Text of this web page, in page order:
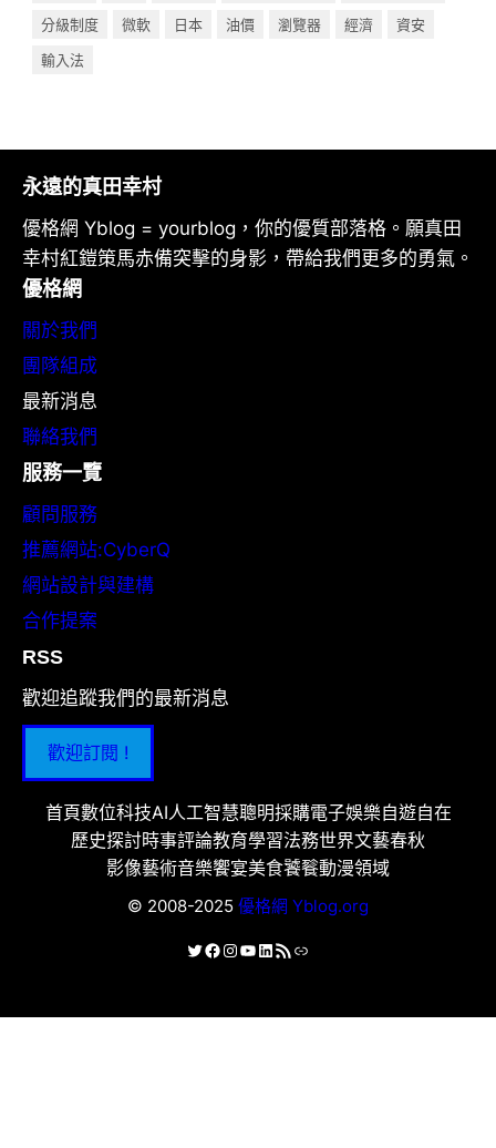
分級制度
微軟 日本 油價 瀏覽器 經濟
資安
輸入法
永遠的真田幸村
優格網 Yblog = yourblog，你的優質部落格。願真田
幸村紅鎧策馬赤備突擊的身影，帶給我們更多的勇氣。
優格網
關於我們
團隊組成
最新消息
聯絡我們
服務一覽
顧問服務
推薦網站:CyberQ
網站設計與建構
合作提案
RSS
歡迎追蹤我們的最新消息
歡迎訂閱 !
首頁數位科技AI人工智慧聰明採購電子娛樂自遊自在
歷史探討時事評論教育學習法務世界文藝春秋
影像藝術音樂饗宴美食饕餮動漫領域
© 2008-2025 優格網 Yblog.org
X Facebook
Instagram
YouTube
LinkedIn
RSS 資訊提供連結